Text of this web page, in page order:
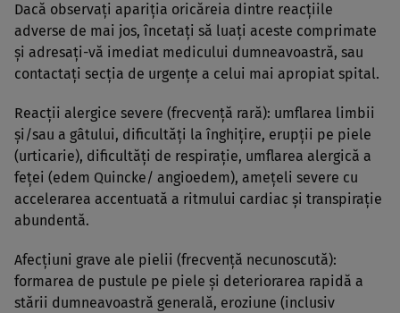
Dacă observaţi apariţia oricăreia dintre reacţiile
adverse de mai jos, încetaţi să luaţi aceste comprimate
şi adresaţi-vă imediat medicului dumneavoastră, sau
contactaţi secţia de urgenţe a celui mai apropiat spital.
Reacţii alergice severe (frecvenţă rară): umflarea limbii
şi/sau a gâtului, dificultăţi la înghiţire, erupţii pe piele
(urticarie), dificultăţi de respiraţie, umflarea alergică a
feţei (edem Quincke/ angioedem), ameţeli severe cu
accelerarea accentuată a ritmului cardiac şi transpiraţie
abundentă.
Afecţiuni grave ale pielii (frecvenţă necunoscută):
formarea de pustule pe piele şi deteriorarea rapidă a
stării dumneavoastră generală, eroziune (inclusiv